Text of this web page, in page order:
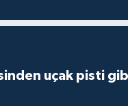
uçak pisti